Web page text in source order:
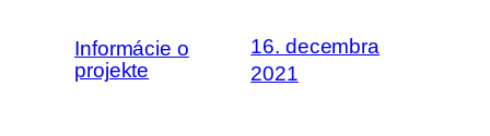
Informácie o
projekte
16. decembra
2021